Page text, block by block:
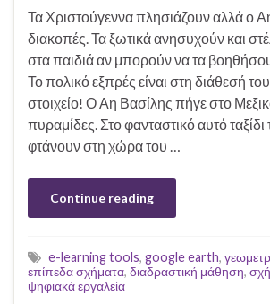
Τα Χριστούγεννα πλησιάζουν αλλά ο
διακοπές. Τα ξωτικά ανησυχούν και
στα παιδιά αν μπορούν να τα
Το πολικό εξπρές είναι στη διάθεσή
στοιχείο! Ο Αη Βασίλης πήγε στο
πυραμίδες. Στο φανταστικό αυτό ταξίδι
φτάνουν στη χώρα του …
Continue reading
e-learning tools, google earth,
επίπεδα σχήματα, διαδραστική μάθηση,
ψηφιακά εργαλεία